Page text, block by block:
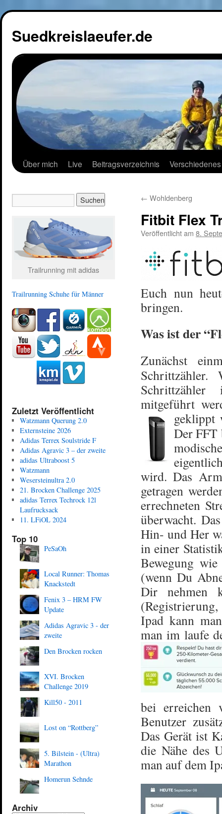
Suedkreislaeufer.de
Über mich Live Beitragsverzeichnis Verschiedenes
← Wohldenberg
Fitbit Flex
Veröffentlicht am 8.
Euch nun
bringen.
Was ist der
Zunächst
Schrittzähler.
mitgeführt
geklippt
Der FFT
wird. Das
getragen
errechneten
überwacht.
Hin- und Her
in einer
Bewegung
(wenn Du
Dir nehmen
Ipad kann
man im laufe
bei erreichen
Benutzer
Das Gerät ist
die Nähe des
man auf dem
Trailrunning mit adidas
Trailrunning Schuhe für Männer
Zuletzt Veröffentlicht
Watzmann Querung 2.0
Externsteine 2026
Adidas Terrex Soulstride F
Adidas Agravic 3 – der zweite
adidas Ultraboost 5
Watzmann
Wesersteinultra 2.0
21. Brocken Challenge 2025
adidas Terrex Techrock 12l
Laufrucksack
11. LFiOL 2024
Top 10
PeSaOh
Local Runner: Thomas
Knackstedt
Fenix 3 – HRM FW
Update
Adidas Agravic 3 - der
zweite
Den Brocken rocken
XVI. Brocken
Challenge 2019
Kill50 - 2011
Lost on “Rottberg”
5. Bilstein - (Ultra)
Marathon
Homerun Sehnde
Archiv